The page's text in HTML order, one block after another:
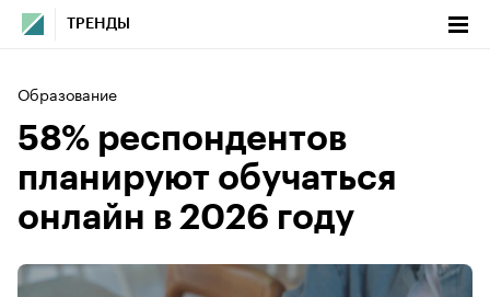
ТРЕНДЫ
Образование
58% респондентов
планируют обучаться
онлайн в 2026 году